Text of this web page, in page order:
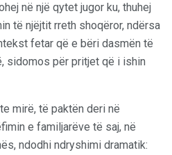
në një qytet jugor ku, thuhej
të njëjtit rreth shoqëror, ndërsa
fetar që e bëri dasmën të
sidomos për pritjet që i ishin
mirë, të paktën deri në
e familjarëve të saj, në
ndodhi ndryshimi dramatik: